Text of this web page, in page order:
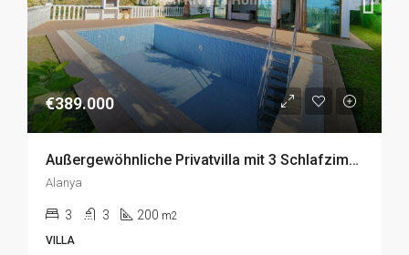
€389.000
Außergewöhnliche Privatvilla mit 3 Schlafzimmern in Kargicak, Alanya zu Verkaufen
Alanya
3 3 200 m2
VILLA